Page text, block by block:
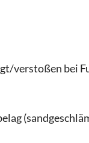
verstoßen bei